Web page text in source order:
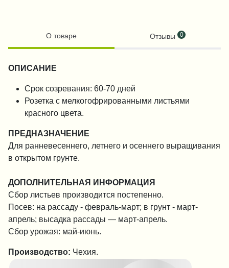
О товаре Отзывы 0
ОПИСАНИЕ
Срок созревания: 60-70 дней
Розетка с мелкогофрированными листьями
красного цвета.
ПРЕДНАЗНАЧЕНИЕ
Для ранневесеннего, летнего и осеннего выращивания
в открытом грунте.
ДОПОЛНИТЕЛЬНАЯ ИНФОРМАЦИЯ
Сбор листьев производится постепенно.
Посев: на рассаду - февраль-март; в грунт - март-
апрель; высадка рассады — март-апрель.
Сбор урожая: май-июнь.
Производство: Чехия.